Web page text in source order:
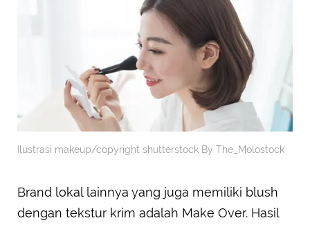
Ilustrasi makeup/copyright shutterstock By The_Molostock
Brand lokal lainnya yang juga memiliki blush
dengan tekstur krim adalah Make Over. Hasil